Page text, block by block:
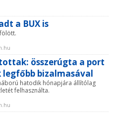
a BUX is
összerúgta a port
legfőbb bizalmasával
hatodik hónapjára állítólag
felhasználta.